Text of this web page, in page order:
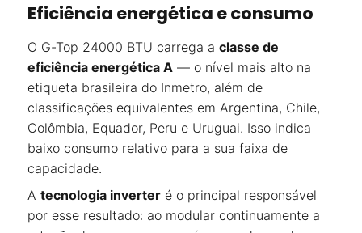
Eficiência energética e consumo
O G-Top 24000 BTU carrega a classe de
eficiência energética A — o nível mais alto na
etiqueta brasileira do Inmetro, além de
classificações equivalentes em Argentina, Chile,
Colômbia, Equador, Peru e Uruguai. Isso indica
baixo consumo relativo para a sua faixa de
capacidade.
A tecnologia inverter é o principal responsável
por esse resultado: ao modular continuamente a